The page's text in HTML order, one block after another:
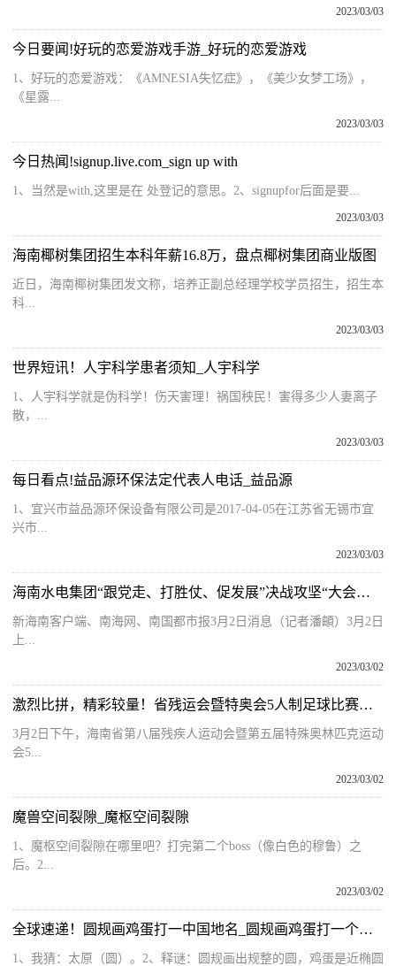
2023/03/03
今日要闻!好玩的恋爱游戏手游_好玩的恋爱游戏
1、好玩的恋爱游戏：《AMNESIA失忆症》，《美少女梦工场》，
《星露...
2023/03/03
今日热闻!signup.live.com_sign up with
1、当然是with,这里是在 处登记的意思。2、signupfor后面是要...
2023/03/03
海南椰树集团招生本科年薪16.8万，盘点椰树集团商业版图
近日，海南椰树集团发文称，培养正副总经理学校学员招生，招生本
科...
2023/03/03
世界短讯！人宇科学患者须知_人宇科学
1、人宇科学就是伪科学！伤天害理！祸国秧民！害得多少人妻离子
散，...
2023/03/03
每日看点!益品源环保法定代表人电话_益品源
1、宜兴市益品源环保设备有限公司是2017-04-05在江苏省无锡市宜
兴市...
2023/03/03
海南水电集团“跟党走、打胜仗、促发展”决战攻坚“大会战”活动在儋州启动
新海南客户端、南海网、南国都市报3月2日消息（记者潘頔）3月2日
上...
2023/03/02
激烈比拼，精彩较量！省残运会暨特奥会5人制足球比赛圆满落幕
3月2日下午，海南省第八届残疾人运动会暨第五届特殊奥林匹克运动
会5...
2023/03/02
魔兽空间裂隙_魔枢空间裂隙
1、魔枢空间裂隙在哪里吧？打完第二个boss（像白色的穆鲁）之
后。2...
2023/03/02
全球速递！圆规画鸡蛋打一中国地名_圆规画鸡蛋打一个地名
1、我猜：太原（圆）。2、释谜：圆规画出规整的圆，鸡蛋是近椭圆